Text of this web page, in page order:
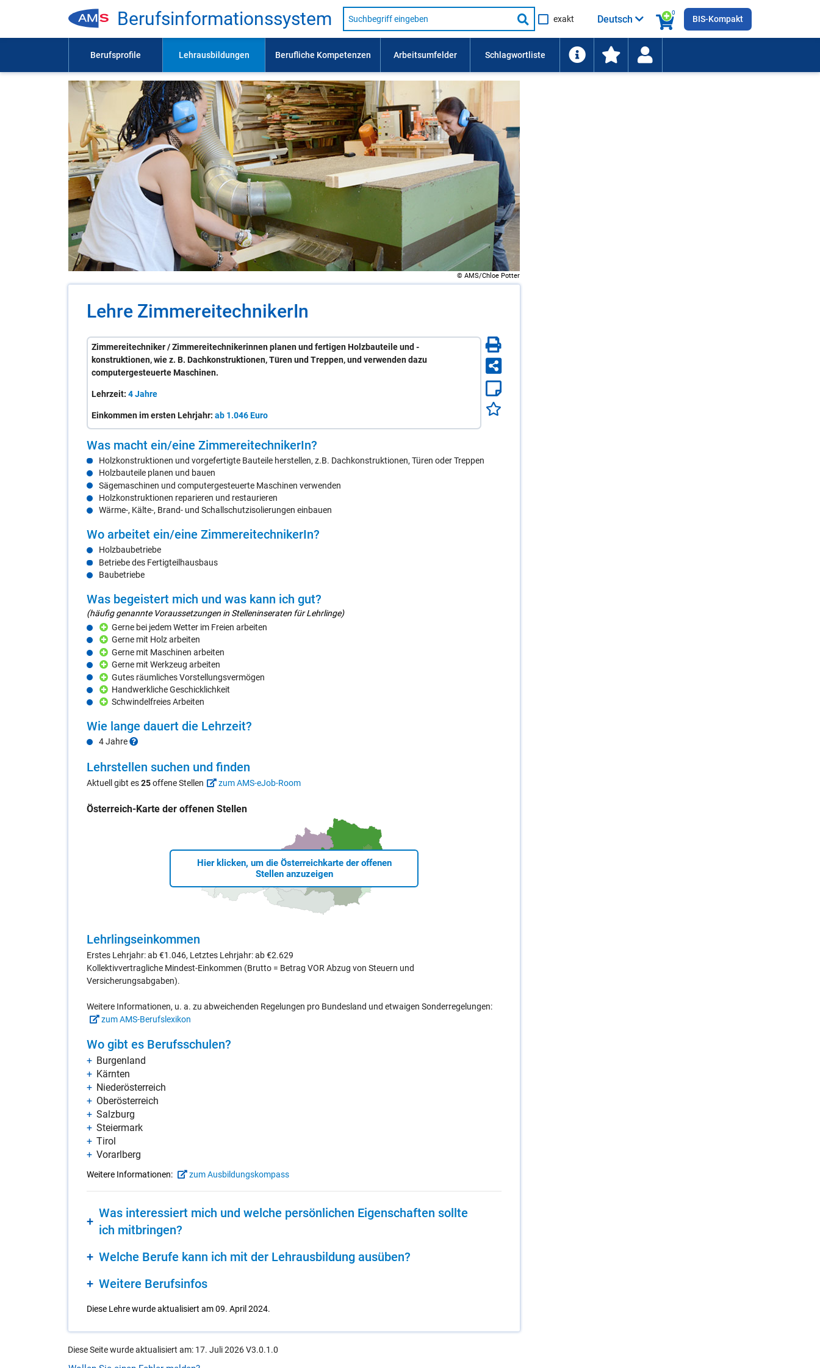
Be­rufs­in­for­ma­ti­ons­sys­tem
Suche
nach
Lehrausbildung,
usw.
Suche
starten
exakt
0
Deutsch BIS-Kompakt
© AMS/Chloe Potter
Lehre Zim­me­rei­tech­ni­ke­rIn
Zimmereitechniker / Zimmereitechnikerinnen planen und fertigen Holzbauteile und -
konstruktionen, wie z. B. Dachkonstruktionen, Türen und Treppen, und verwenden dazu
computergesteuerte Maschinen.
Lehrzeit: 4 Jahre
Einkommen im ersten Lehrjahr: ab 1.046 Euro
Was macht ein/​eine Zim­me­rei­tech­ni­ke­rIn?
Holzkonstruktionen und vorgefertigte Bauteile herstellen, z.B. Dachkonstruktionen, Türen oder Treppen
Holzbauteile planen und bauen
Sägemaschinen und computergesteuerte Maschinen verwenden
Holzkonstruktionen reparieren und restaurieren
Wärme-, Kälte-, Brand- und Schallschutzisolierungen einbauen
Wo ar­bei­tet ein/​eine Zim­me­rei­tech­ni­ke­rIn?
Holzbaubetriebe
Betriebe des Fertigteilhausbaus
Baubetriebe
Was be­geis­tert mich und was kann ich gut?
(häufig genannte Voraussetzungen in Stelleninseraten für Lehrlinge)
Gerne bei jedem Wetter im Freien arbeiten
Gerne mit Holz arbeiten
Gerne mit Maschinen arbeiten
Gerne mit Werkzeug arbeiten
Gutes räumliches Vorstellungsvermögen
Handwerkliche Geschicklichkeit
Schwindelfreies Arbeiten
Wie lan­ge dau­ert die Lehr­zeit?
4 Jahre
Lehr­stel­len su­chen und fin­den
Aktuell gibt es25offene Stellen zum AMS-eJob-Room
Öster­reich-Kar­te der of­fe­nen Stel­len
Hier klicken, um die Österreichkarte der offenen
Stellen anzuzeigen
Lehr­lings­ein­kom­men
Erstes Lehrjahr: ab €1.046, Letztes Lehrjahr: ab €2.629
Kollektivvertragliche Mindest-Einkommen (Brutto = Betrag VOR Abzug von Steuern und
Versicherungsabgaben).
Weitere Informationen, u. a. zu abweichenden Regelungen pro Bundesland und etwaigen Sonderregelungen:
zum AMS-Berufslexikon
Wo gibt es Be­rufs­schu­len?
Bur­gen­land
Kärn­ten
Nie­der­ös­ter­reich
Ober­ös­ter­reich
Salz­burg
Stei­er­mark
Ti­rol
Vor­arl­berg
Weitere Informationen: zum Ausbildungskompass
Was in­ter­es­siert mich und wel­che per­sön­li­chen Ei­gen­schaf­ten soll­te
ich mit­brin­gen?
Wel­che Be­ru­fe kann ich mit der Lehr­aus­bil­dung aus­üben?
Wei­te­re Be­rufs­in­fos
Diese Lehre wurde aktualisiert am 09. April 2024.
Diese Seite wurde aktualisiert am: 17. Juli 2026 V3.0.1.0